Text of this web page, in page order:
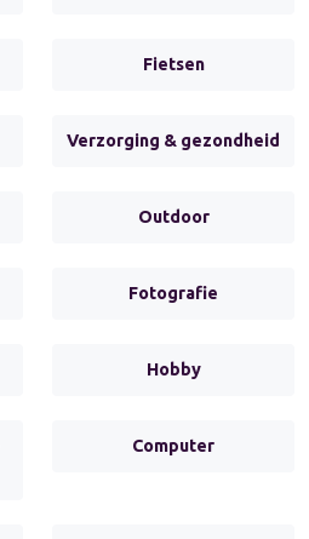
Fietsen
Verzorging & gezondheid
Outdoor
Fotografie
Hobby
Computer